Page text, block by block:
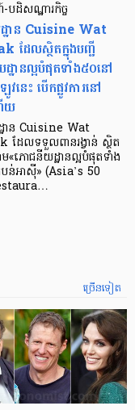
ដិសណ្ឋារកិច្ច
ាន Cuisine Wat
ដែលស្ថិតក្នុង​បញ្ជី​
ឋាន​ល្អបំផុតទាំង៥០នៅ
នេះ បើកផ្លូវការនៅ
យ
ាន Cuisine Wat
ដែលទទួលពានរង្វាន់ ស្ថិត
«ភោជនីយដ្ឋានល្អបំផុតទាំង
អាស៊ី» (Asia’s 50
ច្រើនទៀត